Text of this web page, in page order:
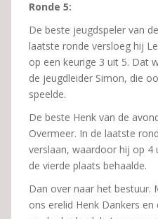
Ronde 5:
De beste jeugdspeler van
laatste ronde versloeg hij
op een keurige 3 uit 5. Dat
de jeugdleider Simon, die
speelde.
De beste Henk van de
Overmeer. In de laatste
verslaan, waardoor hij op 4
de vierde plaats behaalde.
Dan over naar het bestuur.
ons erelid Henk Dankers